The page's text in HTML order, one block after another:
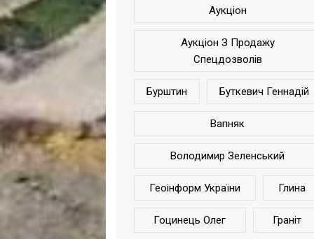
Аукціон
Аукціон З Продажу
Спецдозволів
Бурштин Буткевич Геннадій
Вапняк
Володимир Зеленський
Геоінформ України Глина
Гоцинець Олег Граніт